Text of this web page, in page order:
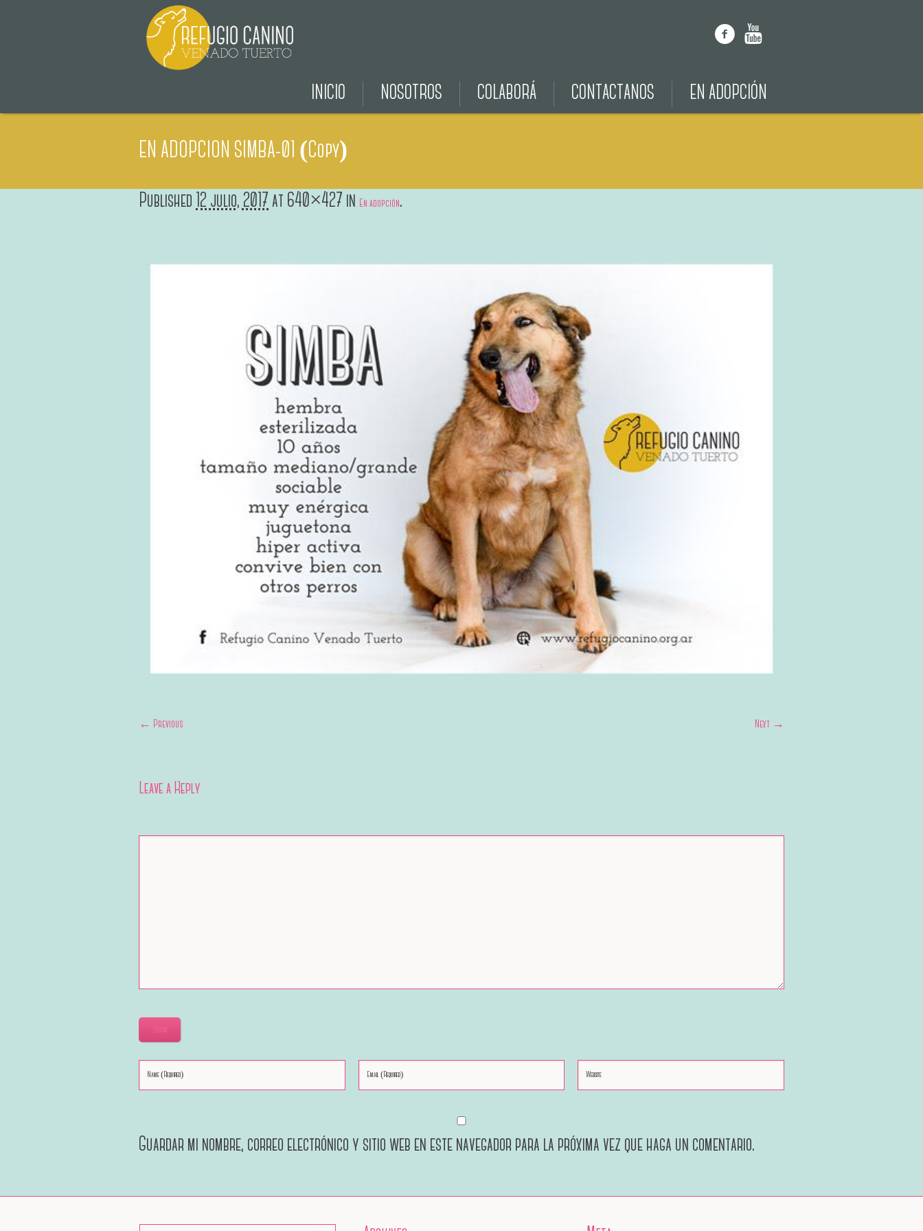
INICIO NOSOTROS COLABORÁ CONTACTANOS EN ADOPCIÓN
EN ADOPCION SIMBA-01 (Copy)
Published 12 julio, 2017at 640×427 in En adopción.
← Previous Next →
Leave a Reply
Submit
Guardar mi nombre, correo electrónico y sitio web en este navegador para la próxima vez que haga un comentario.